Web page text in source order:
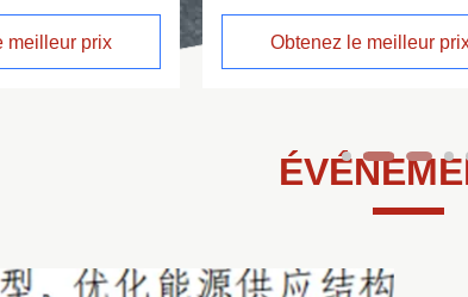
avec Stockage
Obtenez le meilleur prix